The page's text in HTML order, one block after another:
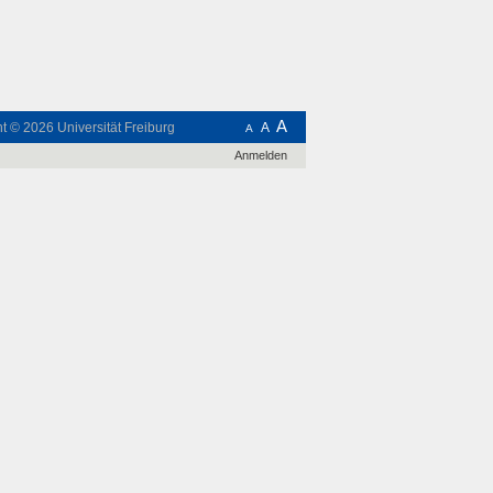
A A A
© 2026 Universität Freiburg
Anmelden